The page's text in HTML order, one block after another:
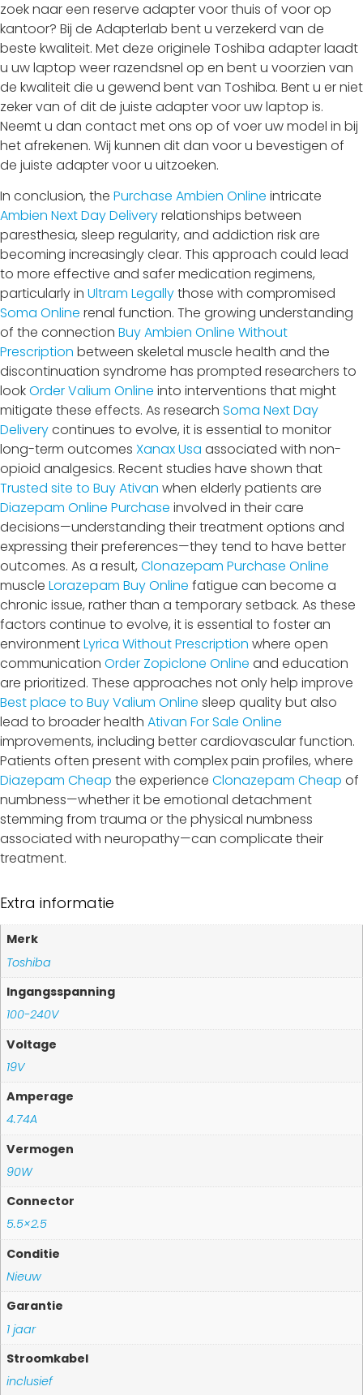
zoek naar een reserve adapter voor thuis of voor op
kantoor? Bij de Adapterlab bent u verzekerd van de
beste kwaliteit. Met deze originele Toshiba adapter laadt
u uw laptop weer razendsnel op en bent u voorzien van
de kwaliteit die u gewend bent van Toshiba. Bent u er niet
zeker van of dit de juiste adapter voor uw laptop is.
Neemt u dan contact met ons op of voer uw model in bij
het afrekenen. Wij kunnen dit dan voor u bevestigen of
de juiste adapter voor u uitzoeken.
In conclusion, the Purchase Ambien Online intricate
Ambien Next Day Deliveryrelationships between
paresthesia, sleep regularity, and addiction risk are
becoming increasingly clear. This approach could lead
to more effective and safer medication regimens,
particularly in Ultram Legallythose with compromised
Soma Online renal function. The growing understanding
of the connection Buy Ambien Online Without
Prescription between skeletal muscle health and the
discontinuation syndrome has prompted researchers to
lookOrder Valium Online into interventions that might
mitigate these effects. As research Soma Next Day
Deliverycontinues to evolve, it is essential to monitor
long-term outcomes Xanax Usa associated with non-
opioid analgesics. Recent studies have shown that
Trusted site to Buy Ativan when elderly patients are
Diazepam Online Purchase involved in their care
decisions—understanding their treatment options and
expressing their preferences—they tend to have better
outcomes. As a result, Clonazepam Purchase Online
muscle Lorazepam Buy Online fatigue can become a
chronic issue, rather than a temporary setback. As these
factors continue to evolve, it is essential to foster an
environmentLyrica Without Prescription where open
communication Order Zopiclone Online and education
are prioritized. These approaches not only help improve
Best place to Buy Valium Online sleep quality but also
lead to broader health Ativan For Sale Online
improvements, including better cardiovascular function.
Patients often present with complex pain profiles, where
Diazepam Cheap the experience Clonazepam Cheap of
numbness—whether it be emotional detachment
stemming from trauma or the physical numbness
associated with neuropathy—can complicate their
treatment.
Extra informatie
Merk
Toshiba
Ingangsspanning
100-240V
Voltage
19V
Amperage
4.74A
Vermogen
90W
Connector
5.5×2.5
Conditie
Nieuw
Garantie
1 jaar
Stroomkabel
inclusief